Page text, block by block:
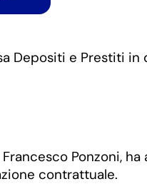
Depositi e Prestiti in
Ponzoni, ha
contrattuale.